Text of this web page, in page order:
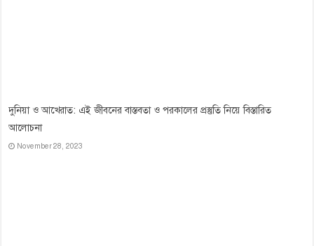
দুনিয়া ও আখেরাত: এই জীবনের বাস্তবতা ও পরকালের প্রস্তুতি নিয়ে বিস্তারিত
আলোচনা
November 28, 2023